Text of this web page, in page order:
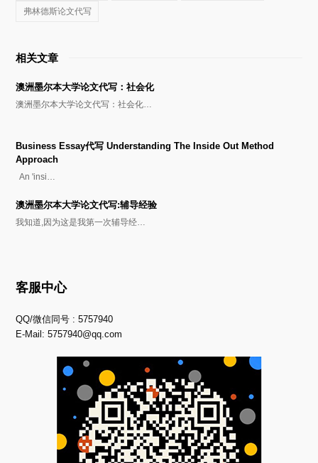
弗林德斯论文代写
相关文章
澳洲墨尔本大学论文代写：社会化
澳洲墨尔本大学论文代写：社会化…
Business Essay代写 Understanding The Inside Out Method
Approach
An 'insi…
澳洲墨尔本大学论文代写:辅导经验
我知道,因为这是我第一次辅导经…
客服中心
QQ/微信同号 : 5757940
E-Mail:5757940@qq.com